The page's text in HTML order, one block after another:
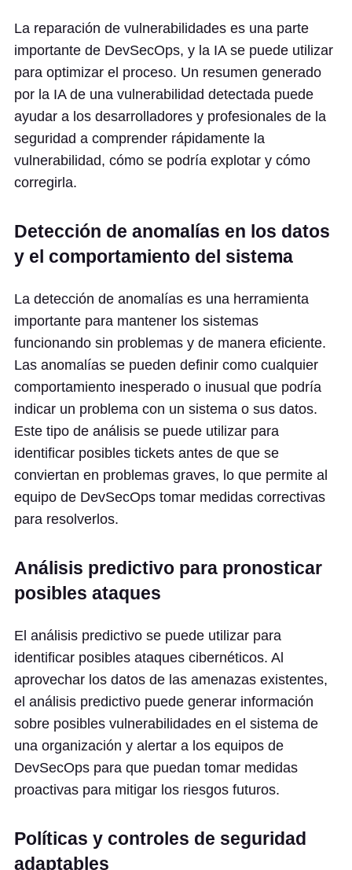
La reparación de vulnerabilidades es una parte
importante de DevSecOps, y la IA se puede utilizar
para optimizar el proceso. Un resumen generado
por la IA de una vulnerabilidad detectada puede
ayudar a los desarrolladores y profesionales de la
seguridad a comprender rápidamente la
vulnerabilidad, cómo se podría explotar y cómo
corregirla.
Detección de anomalías en los datos
y el comportamiento del sistema
La detección de anomalías es una herramienta
importante para mantener los sistemas
funcionando sin problemas y de manera eficiente.
Las anomalías se pueden definir como cualquier
comportamiento inesperado o inusual que podría
indicar un problema con un sistema o sus datos.
Este tipo de análisis se puede utilizar para
identificar posibles tickets antes de que se
conviertan en problemas graves, lo que permite al
equipo de DevSecOps tomar medidas correctivas
para resolverlos.
Análisis predictivo para pronosticar
posibles ataques
El análisis predictivo se puede utilizar para
identificar posibles ataques cibernéticos. Al
aprovechar los datos de las amenazas existentes,
el análisis predictivo puede generar información
sobre posibles vulnerabilidades en el sistema de
una organización y alertar a los equipos de
DevSecOps para que puedan tomar medidas
proactivas para mitigar los riesgos futuros.
Políticas y controles de seguridad
adaptables